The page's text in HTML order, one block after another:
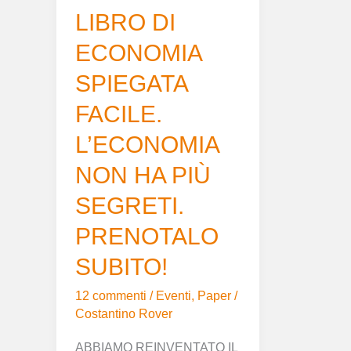
LIBRO DI
ECONOMIA
SPIEGATA
FACILE.
L’ECONOMIA
NON HA PIÙ
SEGRETI.
PRENOTALO
SUBITO!
12 commenti / Eventi, Paper /
Costantino Rover
ABBIAMO REINVENTATO IL
HA
PIÙ
SEGRETI.
SUBITO!